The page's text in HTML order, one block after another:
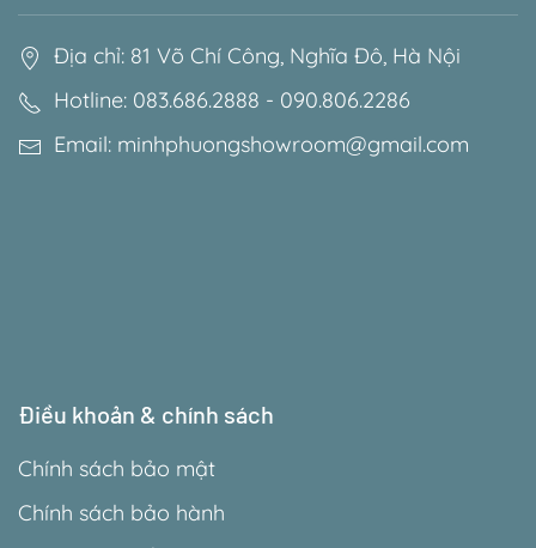
Địa chỉ: 81 Võ Chí Công, Nghĩa Đô, Hà Nội
Hotline: 083.686.2888 - 090.806.2286
Email: minhphuongshowroom@gmail.com
Điều khoản & chính sách
Chính sách bảo mật
Chính sách bảo hành